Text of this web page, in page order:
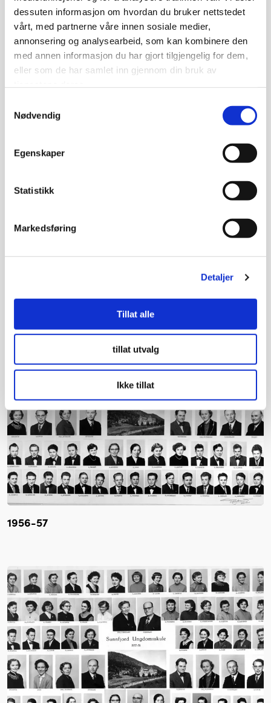
dessuten informasjon om hvordan du bruker nettstedet
vårt, med partnerne våre innen sosiale medier,
annonsering og analysearbeid, som kan kombinere den
med annen informasjon du har gjort tilgjengelig for dem,
eller som de har samlet inn gjennom din bruk av
Nødvendig
Egenskaper
Statistikk
Markedsføring
Detaljer
Tillat alle
tillat utvalg
Ikke tillat
1954-55
1956-57